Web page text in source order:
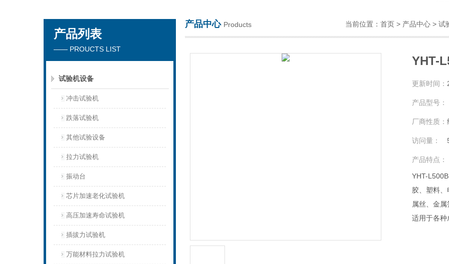
深圳市楚英豪科技有限公司
产品列表
—— PROUCTS LIST
试验机设备
冲击试验机
跌落试验机
其他试验设备
拉力试验机
振动台
芯片加速老化试验机
高压加速寿命试验机
插拔力试验机
万能材料拉力试验机
产品中心 Products 当前位置： 首页 > 产品中心 > 试
YHT-
更新时间：
产品型号：
厂商性质：
访问量：
产品特点：
YHT-
胶、塑料
属丝、金
适用于各种